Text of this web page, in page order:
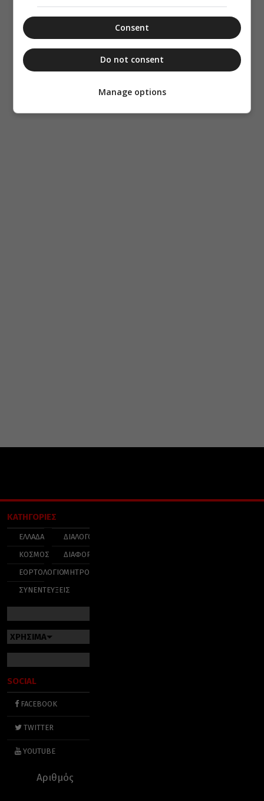
ΚΑΤΗΓΟΡΙΕΣ
ΕΛΛΑΔΑ
ΚΟΣΜΟΣ
ΕΟΡΤΟΛΟΓΙΟ
ΣΥΝΕΝΤΕΥΞΕΙΣ
ΔΙΑΛΟΓΟΣ
ΔΙΑΦΟΡΑ
ΜΗΤΡΟΠΟΛΕΙΣ
ΧΡΗΣΙΜΑ
SOCIAL
FACEBOOK
TWITTER
YOUTUBE
Αριθμός
Consent
Do not consent
Manage options